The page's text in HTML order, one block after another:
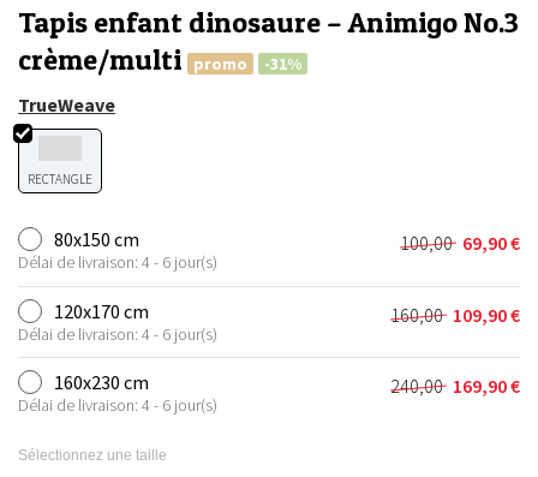
Tapis enfant dinosaure – Animigo No.3
crème/multi
promo -31%
TrueWeave
RECTANGLE
80x150 cm
Délai de livraison: 4 - 6 jour(s)
100,00
Le
prix
initial
était :
100,00 €.
69,90€
Le
prix
actuel
est :
69,90 €.
120x170 cm
Délai de livraison: 4 - 6 jour(s)
160,00
Le
prix
initial
était :
109,90€
Le
prix
actuel
est :
160x230 cm
Délai de livraison: 4 - 6 jour(s)
240,00
Le 169,90€
Le
Sélectionnez une taille